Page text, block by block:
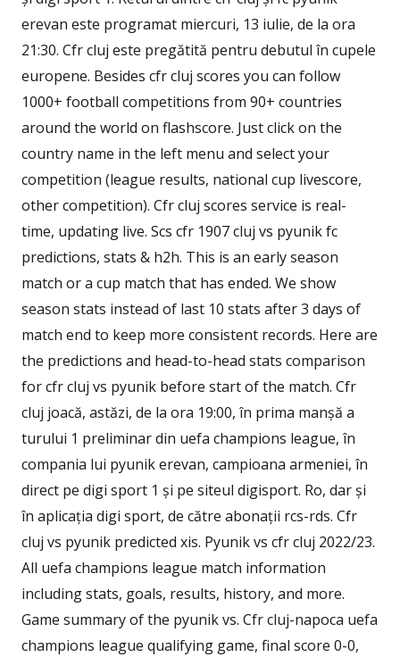
erevan este programat miercuri, 13 iulie, de la ora
21:30. Cfr cluj este pregătită pentru debutul în cupele
europene. Besides cfr cluj scores you can follow
1000+ football competitions from 90+ countries
around the world on flashscore. Just click on the
country name in the left menu and select your
competition (league results, national cup livescore,
other competition). Cfr cluj scores service is real-
time, updating live. Scs cfr 1907 cluj vs pyunik fc
predictions, stats & h2h. This is an early season
match or a cup match that has ended. We show
season stats instead of last 10 stats after 3 days of
match end to keep more consistent records. Here are
the predictions and head-to-head stats comparison
for cfr cluj vs pyunik before start of the match. Cfr
cluj joacă, astăzi, de la ora 19:00, în prima manșă a
turului 1 preliminar din uefa champions league, în
compania lui pyunik erevan, campioana armeniei, în
direct pe digi sport 1 și pe siteul digisport. Ro, dar și
în aplicația digi sport, de către abonații rcs-rds. Cfr
cluj vs pyunik predicted xis. Pyunik vs cfr cluj 2022/23.
All uefa champions league match information
including stats, goals, results, history, and more.
Game summary of the pyunik vs. Cfr cluj-napoca uefa
champions league qualifying game, final score 0-0,